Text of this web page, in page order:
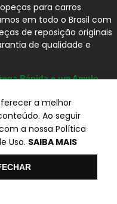
para carros
em todo o Brasil com
de reposição originais
de qualidade e
Rápida e um Amplo
Ltda.
Capellato, 450 - Santa
480.
a melhor
Ao seguir
a nossa Política
Uso. SAIBA MAIS